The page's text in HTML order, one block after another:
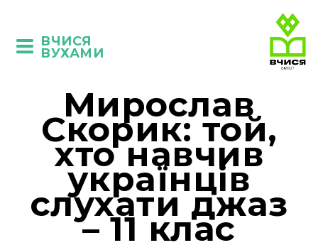
ВЧИСЯ
ВУХАМИ
Мирослав
Скорик: той,
хто навчив
українців
слухати джаз
– 11 клас